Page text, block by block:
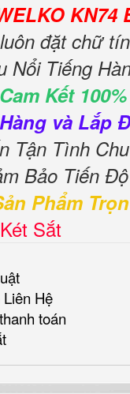
KN74
đặt chữ
Nổi Tiếng
Cam Kết
và Lắp
Tận Tình
Bảo Tiến
Phẩm
Sắt
Hệ
toán